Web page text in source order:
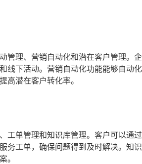
管理、营销自动化和潜在客户管理。
线下活动。营销自动化功能能够自动
高潜在客户转化率。
工单管理和知识库管理。客户可以通
务工单，确保问题得到及时解决。知
。